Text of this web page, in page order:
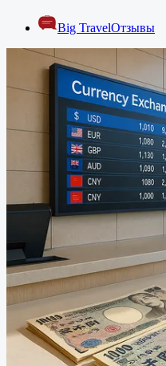
Big TravelОтзывы